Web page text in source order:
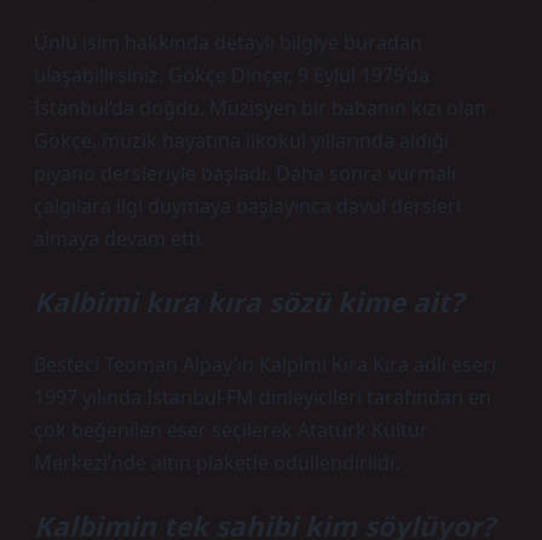
Ünlü isim hakkında detaylı bilgiye buradan
ulaşabilirsiniz. Gökçe Dinçer, 9 Eylül 1979’da
İstanbul’da doğdu. Müzisyen bir babanın kızı olan
Gökçe, müzik hayatına ilkokul yıllarında aldığı
piyano dersleriyle başladı. Daha sonra vurmalı
çalgılara ilgi duymaya başlayınca davul dersleri
almaya devam etti.
Kalbimi kıra kıra sözü kime ait?
Besteci Teoman Alpay’ın Kalpimi Kıra Kıra adlı eseri
1997 yılında İstanbul FM dinleyicileri tarafından en
çok beğenilen eser seçilerek Atatürk Kültür
Merkezi’nde altın plaketle ödüllendirildi.
Kalbimin tek sahibi kim söylüyor?